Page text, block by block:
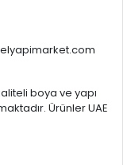
boya ve yapı
Ürünler UAE